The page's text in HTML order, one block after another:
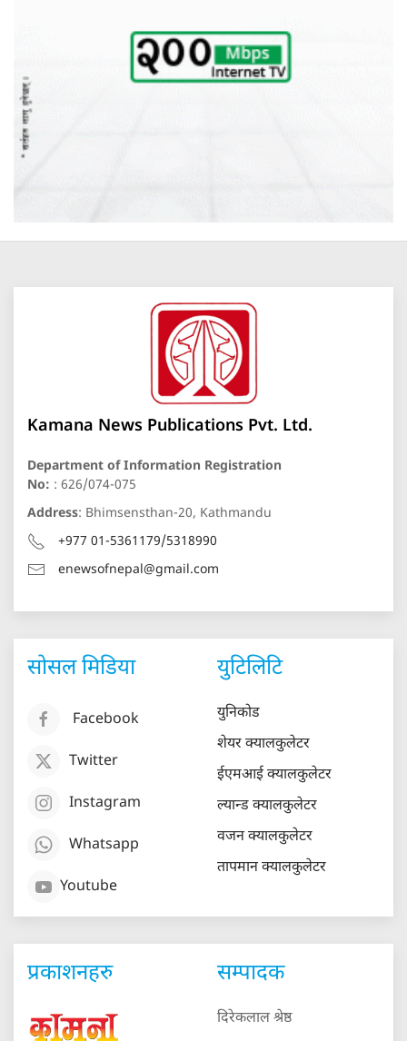
Kamana News Publications Pvt. Ltd.
Department of Information Registration
No: : 626/074-075
Address: Bhimsensthan-20, Kathmandu
+977 01-5361179/5318990
enewsofnepal@gmail.com
सोसल मिडिया
Facebook
Twitter
Instagram
Whatsapp
Youtube
युटिलिटि
युनिकोड
शेयर क्यालकुलेटर
ईएमआई क्यालकुलेटर
ल्यान्ड क्यालकुलेटर
वजन क्यालकुलेटर
तापमान क्यालकुलेटर
प्रकाशनहरु सम्पादक
दिरेकलाल श्रेष्ठ